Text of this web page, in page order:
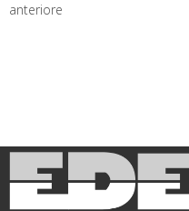
anteriore